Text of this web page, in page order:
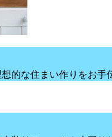
的な住まい作りをお手